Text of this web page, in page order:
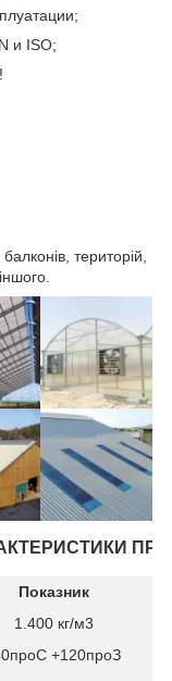
и ISO;
територій,
Показник
1.400 кг/м3
проС +120проЗ